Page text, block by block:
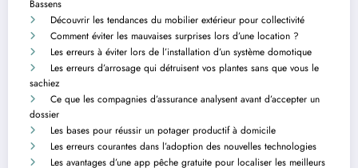
Bassens
Découvrir les tendances du mobilier extérieur pour collectivité
Comment éviter les mauvaises surprises lors d’une location ?
Les erreurs à éviter lors de l’installation d’un système domotique
Les erreurs d’arrosage qui détruisent vos plantes sans que vous le
sachiez
Ce que les compagnies d’assurance analysent avant d’accepter un
dossier
Les bases pour réussir un potager productif à domicile
Les erreurs courantes dans l’adoption des nouvelles technologies
Les avantages d’une app pêche gratuite pour localiser les meilleurs